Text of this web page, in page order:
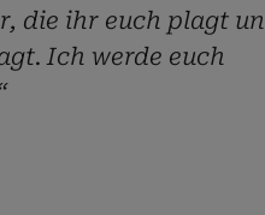
die ihr euch plagt
Ich werde euch